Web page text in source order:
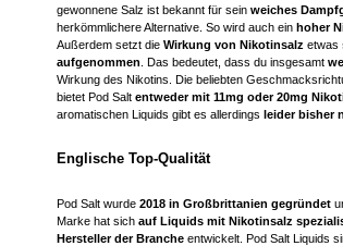
gewonnene Salz ist bekannt für sein weiches
herkömmlichere Alternative. So wird auch ein hoher
Außerdem setzt die Wirkung von Nikotinsalz etwas
aufgenommen . Das bedeutet, dass du insgesamt
Wirkung des Nikotins. Die beliebten
bietet Pod Salt entweder mit 11mg oder 20mg
aromatischen Liquids gibt es allerdings leider bisher
Englische Top-Qualität
Pod Salt wurde 2018 in Großbrittanien gegründet
Marke hat sich auf Liquids mit Nikotinsalz
Hersteller der Branche entwickelt. Pod Salt Liquids